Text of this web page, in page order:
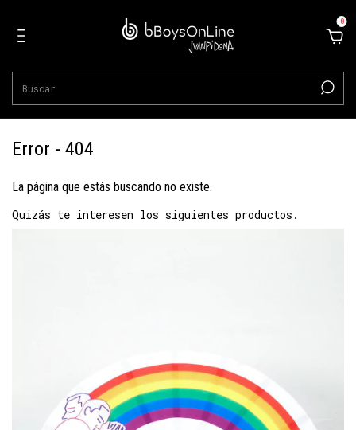
0
Error - 404
La página que estás buscando no existe.
Quizás te interesen los siguientes productos.